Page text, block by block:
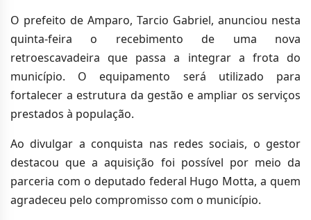
O prefeito de Amparo, Tarcio Gabriel, anunciou nesta
quinta-feira o recebimento de uma nova
retroescavadeira que passa a integrar a frota do
município. O equipamento será utilizado para
fortalecer a estrutura da gestão e ampliar os serviços
prestados à população.
Ao divulgar a conquista nas redes sociais, o gestor
destacou que a aquisição foi possível por meio da
parceria com o deputado federal Hugo Motta, a quem
agradeceu pelo compromisso com o município.